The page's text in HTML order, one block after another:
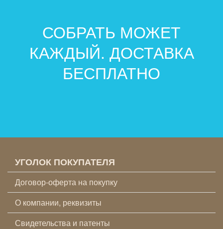
СОБРАТЬ МОЖЕТ
КАЖДЫЙ. ДОСТАВКА
БЕСПЛАТНО
УГОЛОК ПОКУПАТЕЛЯ
Договор-оферта на покупку
О компании, реквизиты
Свидетельства и патенты